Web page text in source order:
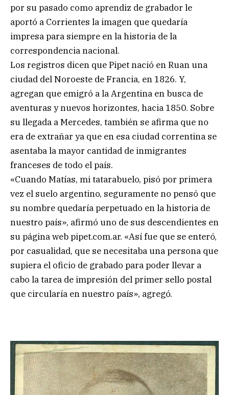
por su pasado como aprendiz de grabador le
aportó a Corrientes la imagen que quedaría
impresa para siempre en la historia de la
correspondencia nacional.
Los registros dicen que Pipet nació en Ruan una
ciudad del Noroeste de Francia, en 1826. Y,
agregan que emigró a la Argentina en busca de
aventuras y nuevos horizontes, hacia 1850. Sobre
su llegada a Mercedes, también se afirma que no
era de extrañar ya que en esa ciudad correntina se
asentaba la mayor cantidad de inmigrantes
franceses de todo el país.
«Cuando Matías, mi tatarabuelo, pisó por primera
vez el suelo argentino, seguramente no pensó que
su nombre quedaría perpetuado en la historia de
nuestro país», afirmó uno de sus descendientes en
su página web pipet.com.ar. «Así fue que se enteró,
por casualidad, que se necesitaba una persona que
supiera el oficio de grabado para poder llevar a
cabo la tarea de impresión del primer sello postal
que circularía en nuestro país», agregó.